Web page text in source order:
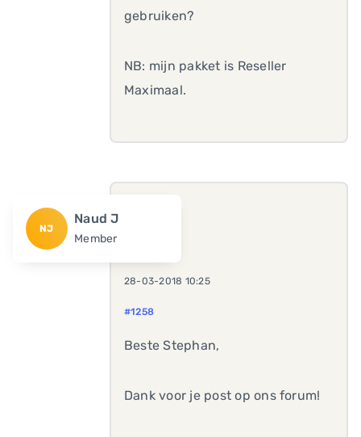
gebruiken?
NB: mijn pakket is Reseller
Maximaal.
NJ
Naud J
Member
28-03-2018 10:25
#1258
Beste Stephan,
Dank voor je post op ons forum!